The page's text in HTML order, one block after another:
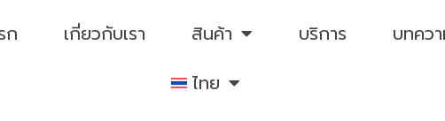
ก เกี่ยวกับเรา สินค้า บริการ
บทคว
ไทย